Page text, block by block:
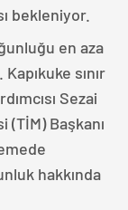
bekleniyor.
en aza
sınır
Sezai
Başkanı
hakkında